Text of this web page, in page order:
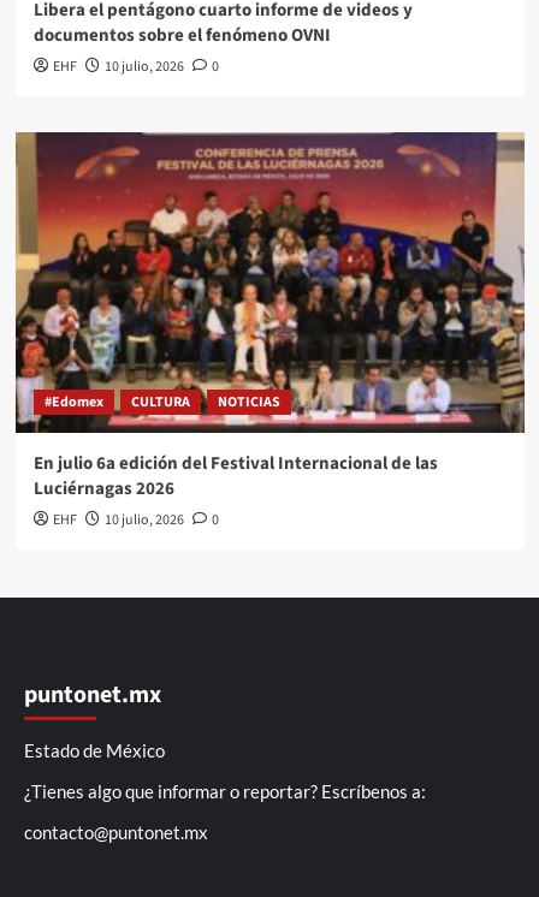
Libera el pentágono cuarto informe de videos y
documentos sobre el fenómeno OVNI
EHF 10 julio, 2026 0
#Edomex CULTURA NOTICIAS
En julio 6a edición del Festival Internacional de las
Luciérnagas 2026
EHF 10 julio, 2026 0
puntonet.mx
Estado de México
¿Tienes algo que informar o reportar? Escríbenos a:
contacto@puntonet.mx